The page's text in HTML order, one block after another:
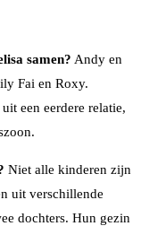
samen? Andy en
Fai en Roxy.
een eerdere relatie,
Niet alle kinderen zijn
uit verschillende
dochters. Hun gezin